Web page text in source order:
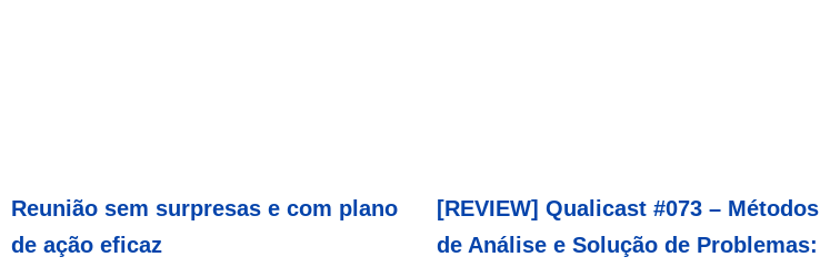
Reunião sem surpresas e com plano
de ação eficaz
[REVIEW] Qualicast #073 – Métodos
de Análise e Solução de Problemas: